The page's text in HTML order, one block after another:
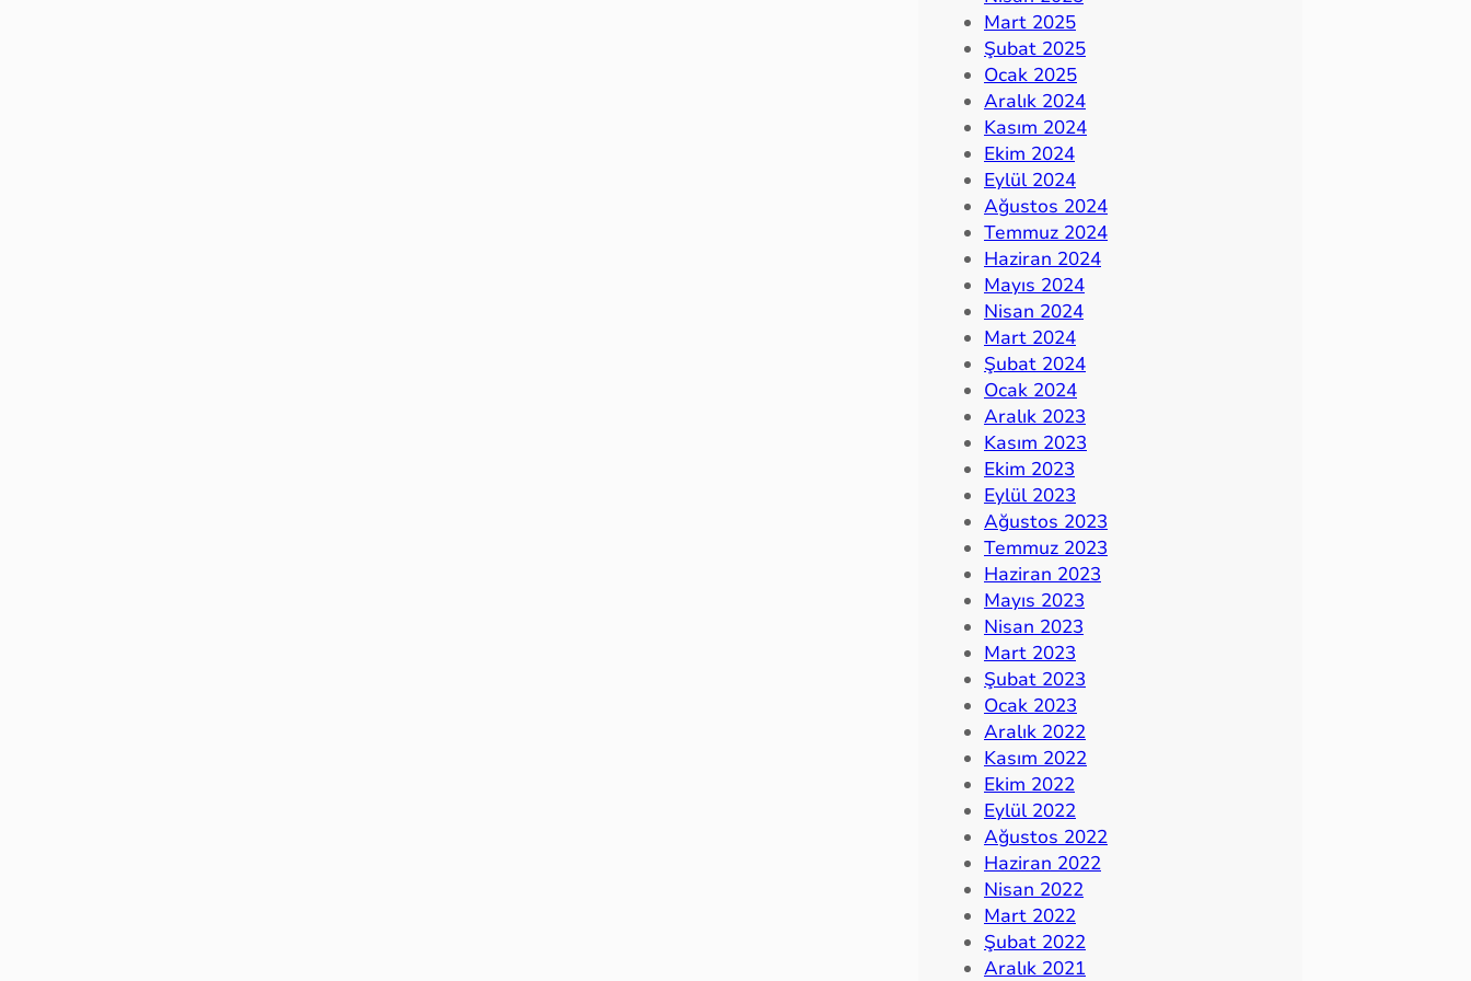
Mart 2025
Şubat 2025
Ocak 2025
Aralık 2024
Kasım 2024
Ekim 2024
Eylül 2024
Ağustos 2024
Temmuz 2024
Haziran 2024
Mayıs 2024
Nisan 2024
Mart 2024
Şubat 2024
Ocak 2024
Aralık 2023
Kasım 2023
Ekim 2023
Eylül 2023
Ağustos 2023
Temmuz 2023
Haziran 2023
Mayıs 2023
Nisan 2023
Mart 2023
Şubat 2023
Ocak 2023
Aralık 2022
Kasım 2022
Ekim 2022
Eylül 2022
Ağustos 2022
Haziran 2022
Nisan 2022
Mart 2022
Şubat 2022
Aralık 2021